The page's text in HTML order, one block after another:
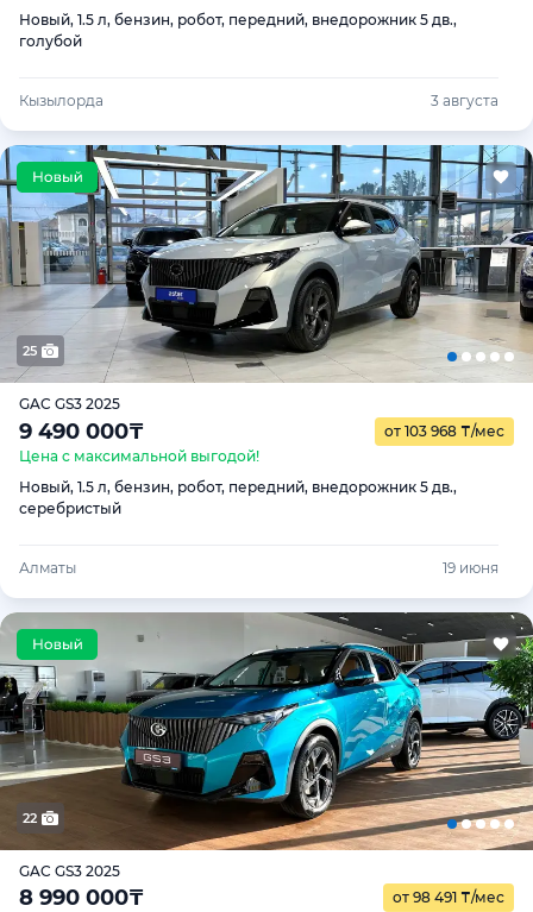
Новый, 1.5 л, бензин, робот, передний, внедорожник 5 дв.,
голубой
Кызылорда 3 августа
25
GAC GS3 2025
9 490 000₸ от 103 968 ₸/мес
Цена с максимальной выгодой!
Новый, 1.5 л, бензин, робот, передний, внедорожник 5 дв.,
серебристый
Алматы 19 июня
22
GAC GS3 2025
8 990 000₸ от 98 491 ₸/мес